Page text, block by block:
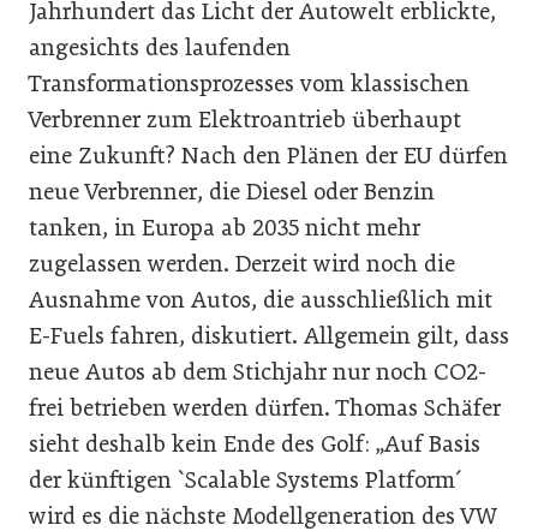
Jahrhundert das Licht der Autowelt erblickte,
angesichts des laufenden
Transformationsprozesses vom klassischen
Verbrenner zum Elektroantrieb überhaupt
eine Zukunft? Nach den Plänen der EU dürfen
neue Verbrenner, die Diesel oder Benzin
tanken, in Europa ab 2035 nicht mehr
zugelassen werden. Derzeit wird noch die
Ausnahme von Autos, die ausschließlich mit
E-Fuels fahren, diskutiert. Allgemein gilt, dass
neue Autos ab dem Stichjahr nur noch CO2-
frei betrieben werden dürfen. Thomas Schäfer
sieht deshalb kein Ende des Golf: „Auf Basis
der künftigen `Scalable Systems Platform´
wird es die nächste Modellgeneration des VW